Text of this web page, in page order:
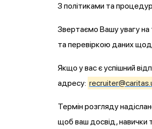
З політиками та
Звертаємо Вашу увагу на
та перевіркою даних
Якщо у вас є успішний
адресу:
Термін розгляду
щоб ваш досвід, навички